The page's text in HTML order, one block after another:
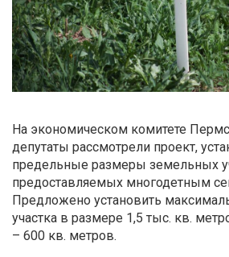
На экономическом комитете
депутаты рассмотрели проект,
предельные размеры земельных
предоставляемых многодетным
Предложено установить
участка в размере 1,5 тыс. кв.
– 600 кв. метров.